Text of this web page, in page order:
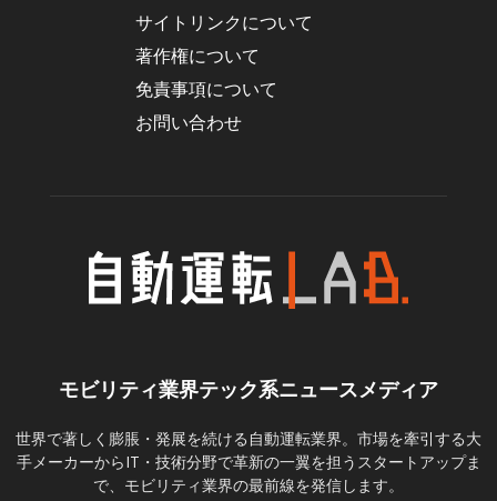
サイトリンクについて
著作権について
免責事項について
お問い合わせ
モビリティ業界テック系ニュースメディア
世界で著しく膨脹・発展を続ける自動運転業界。市場を牽引する大
手メーカーからIT・技術分野で革新の一翼を担うスタートアップま
で、モビリティ業界の最前線を発信します。